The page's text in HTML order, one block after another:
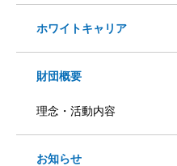
ホワイトキャリア
財団概要
理念・活動内容
お知らせ